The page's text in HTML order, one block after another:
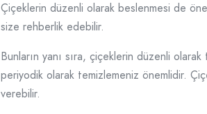
Çiçeklerin düzenli olarak beslenmesi de
size rehberlik edebilir.
Bunların yanı sıra, çiçeklerin düzenli
periyodik olarak temizlemeniz önemlidir.
verebilir.